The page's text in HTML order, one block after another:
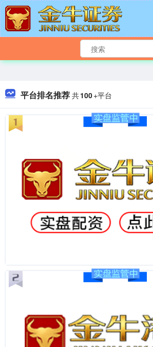
平台排名推荐 共100+平台